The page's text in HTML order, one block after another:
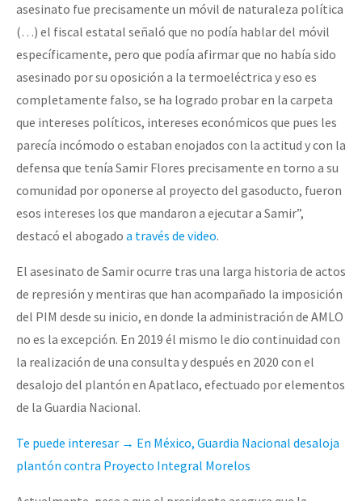
asesinato fue precisamente un móvil de naturaleza política
(…) el fiscal estatal señaló que no podía hablar del móvil
específicamente, pero que podía afirmar que no había sido
asesinado por su oposición a la termoeléctrica y eso es
completamente falso, se ha logrado probar en la carpeta
que intereses políticos, intereses económicos que pues les
parecía incómodo o estaban enojados con la actitud y con la
defensa que tenía Samir Flores precisamente en torno a su
comunidad por oponerse al proyecto del gasoducto, fueron
esos intereses los que mandaron a ejecutar a Samir”,
destacó el abogado a través de video.
El asesinato de Samir ocurre tras una larga historia de actos
de represión y mentiras que han acompañado la imposición
del PIM desde su inicio, en donde la administración de AMLO
no es la excepción. En 2019 él mismo le dio continuidad con
la realización de una consulta y después en 2020 con el
desalojo del plantón en Apatlaco, efectuado por elementos
de la Guardia Nacional.
Te puede interesar → En México, Guardia Nacional desaloja
plantón contra Proyecto Integral Morelos